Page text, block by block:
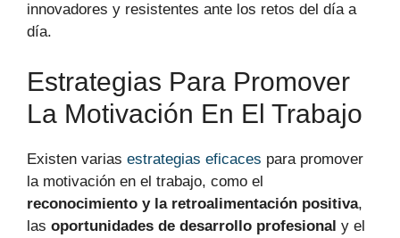
innovadores y resistentes ante los retos del día a
día.
Estrategias Para Promover
La Motivación En El Trabajo
Existen varias estrategias eficaces para promover
la motivación en el trabajo, como el
reconocimiento y la retroalimentación positiva,
las oportunidades de desarrollo profesional y el